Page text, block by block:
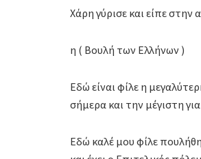
Χάρη γύρισε και είπε στην
η ( Βουλή των Ελλήνων )
Εδώ είναι φίλε η
σήμερα και την μέγιστη
Εδώ καλέ μου φίλε